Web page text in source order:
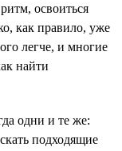
освоиться
как правило, уже
легче, и многие
найти
одни и те же:
подходящие